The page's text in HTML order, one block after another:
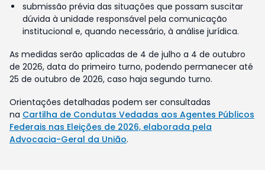
submissão prévia das situações que possam suscitar
dúvida à unidade responsável pela comunicação
institucional e, quando necessário, à análise jurídica.
As medidas serão aplicadas de 4 de julho a 4 de outubro
de 2026, data do primeiro turno, podendo permanecer até
25 de outubro de 2026, caso haja segundo turno.
Orientações detalhadas podem ser consultadas
na Cartilha de Condutas Vedadas aos Agentes Públicos
Federais nas Eleições de 2026, elaborada pela
Advocacia-Geral da União.